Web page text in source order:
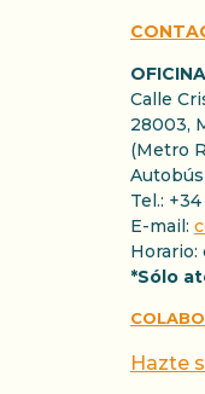
Calle
28003,
(Metro
Tel.:
E-mail:
Horario:
*Sólo
Hazte